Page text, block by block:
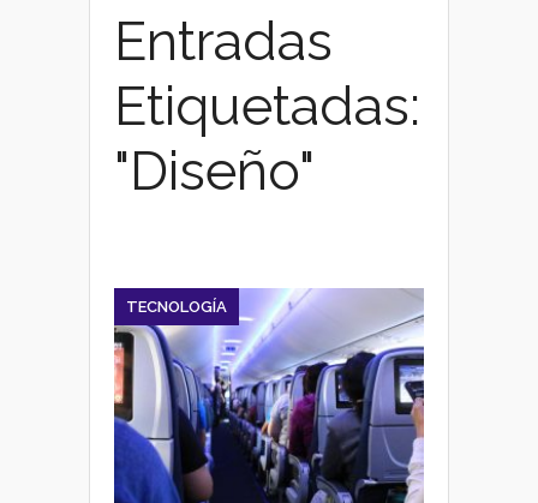
Entradas
Etiquetadas:
"Diseño"
TECNOLOGÍA